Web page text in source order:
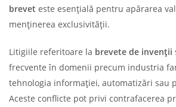
brevet este esențială pentru apărarea
menținerea exclusivității.
Litigiile referitoare la brevete de invenții
frecvente în domenii precum industria
tehnologia informației, automatizări sau
Aceste conflicte pot privi contrafacerea